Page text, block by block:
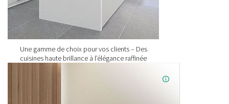
Une gamme de choix pour vos clients – Des
cuisines haute brillance à l’élégance raffinée